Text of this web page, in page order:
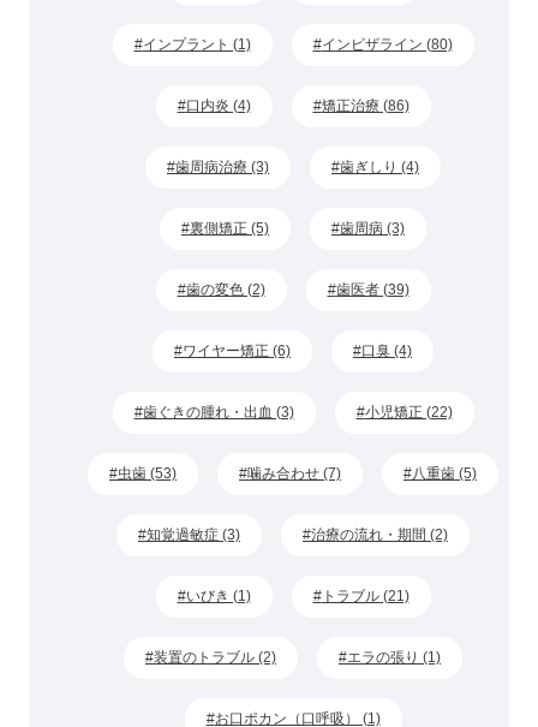
インプラント (1) インビザライン (80)
口内炎 (4) 矯正治療 (86)
歯周病治療 (3) 歯ぎしり (4)
裏側矯正 (5) 歯周病 (3)
歯の変色 (2) 歯医者 (39)
ワイヤー矯正 (6) 口臭 (4)
歯ぐきの腫れ・出血 (3) 小児矯正 (22)
虫歯 (53) 噛み合わせ (7) 八重歯 (5)
知覚過敏症 (3) 治療の流れ・期間 (2)
いびき (1) トラブル (21)
装置のトラブル (2) エラの張り (1)
お口ポカン（口呼吸） (1)